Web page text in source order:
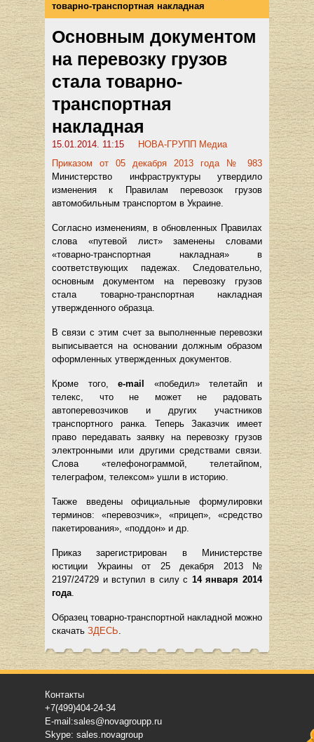
товарно-транспортная накладная
Основным документом
на перевозку грузов
стала товарно-
транспортная
накладная
15.01.2014. 11:15
НОВА-ГРУПП Медиа
Приказом от 05 декабря 2013 года № 983
Министерство инфраструктуры утвердило
изменения к Правилам перевозок грузов
автомобильным транспортом в Украине.
Согласно изменениям, в обновленных Правилах
слова «путевой лист» заменены словами
«товарно-транспортная накладная» в
соответствующих падежах. Следовательно,
основным документом на перевозку грузов
стала товарно-транспортная накладная
утвержденного образца.
В связи с этим счет за выполненные перевозки
выписывается на основании должным образом
оформленных утвержденных документов.
Кроме того,e-mail
«победил» телетайп и
телекс, что не может не радовать
автоперевозчиков и других участников
транспортного ранка. Теперь Заказчик имеет
право передавать заявку на перевозку грузов
электронными или другими средствами связи.
Слова «телефонограммой, телетайпом,
телеграфом, телексом» ушли в историю.
Также введены официальные формулировки
терминов: «перевозчик», «прицеп», «средство
пакетирования», «поддон» и др.
Приказ зарегистрирован в Министерстве
юстиции Украины от 25 декабря 2013 №
2197/24729 и вступил в силу с 14 января 2014
года.
Образец товарно-транспортной накладной можно
скачать ЗДЕСЬ.
Контакты
+7(499)404-24-34
E-mail:sales@novagroupp.ru
Skype: sales.novagroup